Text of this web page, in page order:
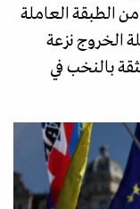
من الطبقة العاملة
الخروج نزعة
بالنخب في